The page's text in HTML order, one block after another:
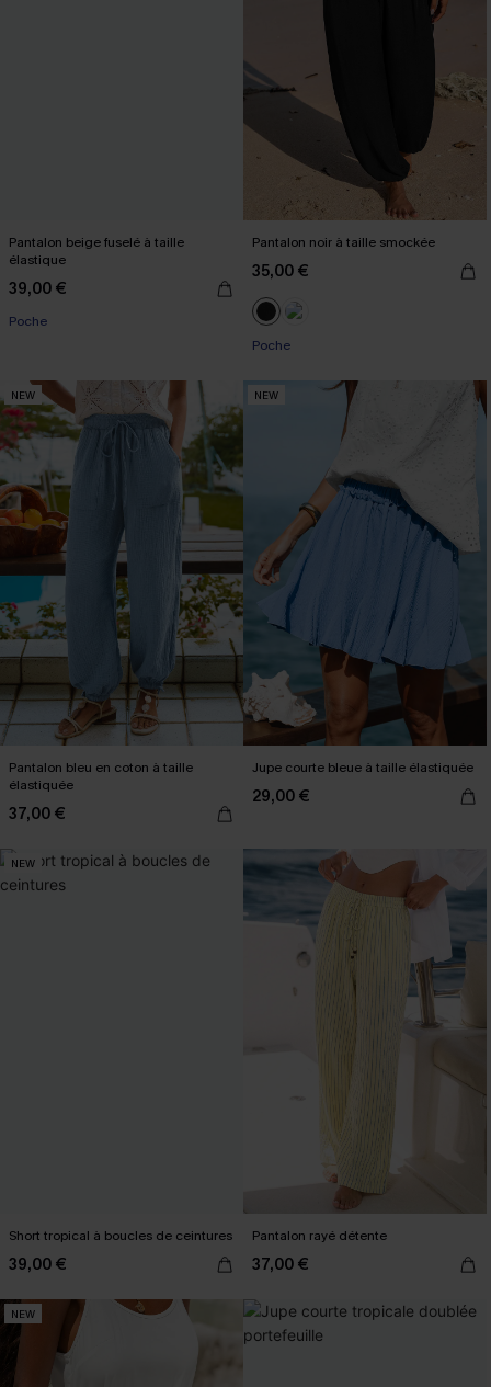
Pantalon beige fuselé à taille
élastique
39,00 €
Poche
Pantalon noir à taille smockée
35,00 €
Poche
NEW
Pantalon bleu en coton à taille
élastiquée
37,00 €
NEW
Jupe courte bleue à taille élastiquée
29,00 €
NEW
Short tropical à boucles de ceintures
39,00 €
Pantalon rayé détente
37,00 €
NEW